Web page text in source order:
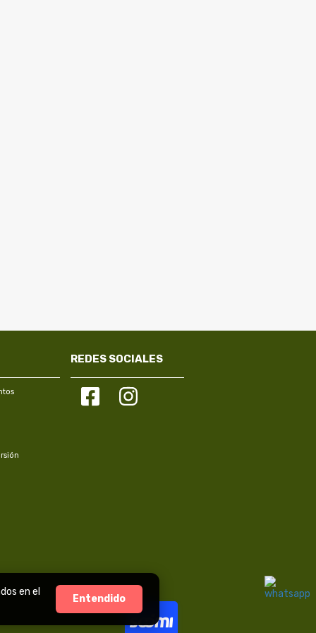
REDES SOCIALES
en el
Entendido